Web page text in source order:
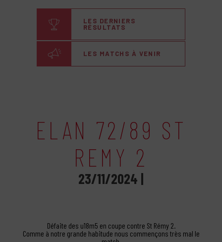
LES DERNIERS
RÉSULTATS
LES MATCHS À VENIR
ELAN 72/89 ST
REMY 2
23/11/2024 |
Défaite des u18m5 en coupe contre St Rémy 2.
Comme à notre grande habitude nous commençons très mal le